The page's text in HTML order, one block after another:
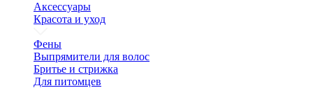
Аксессуары
Красота и уход
Фены
Выпрямители для волос
Бритье и стрижка
Для питомцев